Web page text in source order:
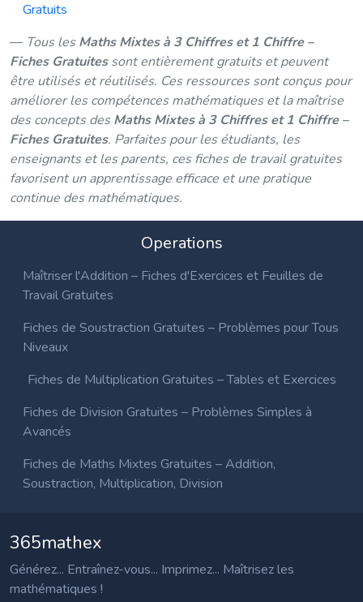
Gratuits
Tous lesMaths Mixtes à 3 Chiffres et 1 Chiffre –
Fiches Gratuitessont entièrement gratuits et peuvent
être utilisés et réutilisés. Ces ressources sont conçus pour
améliorer les compétences mathématiques et la maîtrise
des concepts desMaths Mixtes à 3 Chiffres et 1 Chiffre –
Fiches Gratuites. Parfaites pour les étudiants, les
enseignants et les parents, ces fiches de travail gratuites
favorisent un apprentissage efficace et une pratique
continue des mathématiques.
Operations
Maîtriser l'Addition – Fiches d'Exercices et Feuilles de
Travail Gratuites
Fiches de Soustraction Gratuites – Problèmes pour Tous
Niveaux
Fiches de Multiplication Gratuites – Tables et Exercices
Fiches de Division Gratuites – Problèmes Simples à
Avancés
Fiches de Maths Mixtes Gratuites – Addition,
Soustraction, Multiplication, Division
365mathex
Générez... Entraînez-vous... Imprimez... Maîtrisez les
mathématiques !